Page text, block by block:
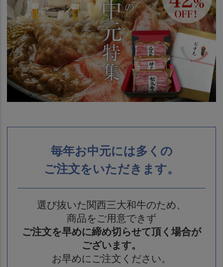
毎年お中元には多くの
ご注文をいただきます。
選び抜いた関西三大和牛のため、
商品をご用意できず
ご注文を早めに締め切らせて頂く場合が
ございます。
お早めにご注文ください。